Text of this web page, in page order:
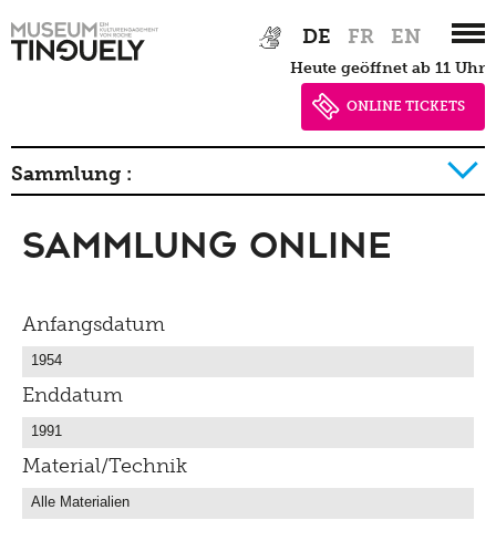
Hauptnavigation
to
DE FR EN
heute geöffnet ab 11 Uhr
ONLINE TICKETS
Sammlung :
Geschichte der Sammlung Detail
Sammlung Online
Anfangsdatum
Enddatum
Material/Technik